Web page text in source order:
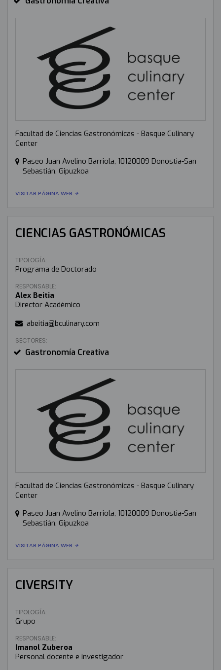
Facultad de Ciencias Gastronómicas - Basque Culinary
Center
Paseo Juan Avelino Barriola, 10120009 Donostia-San
Sebastián, Gipuzkoa
VISITAR PÁGINA WEB
CIENCIAS GASTRONÓMICAS
TIPOLOGÍA:
Programa de Doctorado
RESPONSABLE:
Alex Beitia
Director Académico
abeitia@bculinary.com
SECTORES:
Gastronomía Creativa
Facultad de Ciencias Gastronómicas - Basque Culinary
Center
Paseo Juan Avelino Barriola, 10120009 Donostia-San
Sebastián, Gipuzkoa
VISITAR PÁGINA WEB
CIVERSITY
TIPOLOGÍA:
Grupo
RESPONSABLE:
Imanol Zuberoa
Personal docente e investigador